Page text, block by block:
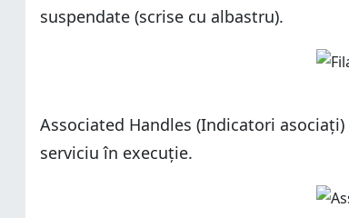
suspendate (scrise cu albastru).
Associated Handles (Indicatori
serviciu în execuție.